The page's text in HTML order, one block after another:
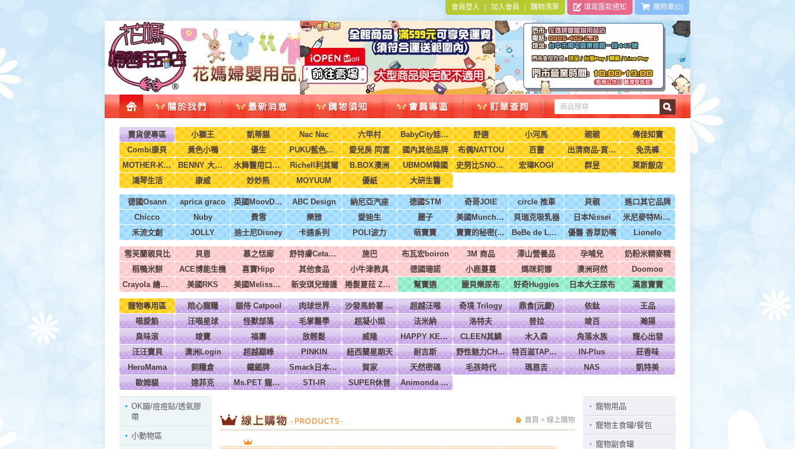
購物車(0)
填寫匯款通知
會員登入 加入會員 購物清單
賣貨便專區 小獅王 凱蒂貓 Nac Nac 六甲村 BabyCity娃娃城 舒適 小河馬 親親
傳佳知寶
Combi康貝
黃色小鴨 優生 PUKU藍色企鵝 愛兒房 同富 國內其他品牌 布偶NATTOU 百靈 出清商品-買到賺到
免洗褲
MOTHER-K韓國
BENNY 大翔服裝 水舞醫用口罩(兒童，成人) Richell利其爾 B.BOX澳洲 UBMOM韓國 史努比SNOOPY 宏瑋KOGI 群昱
萊斯飯店
鴻琴生活
康威 妙妙熊 MOYUUM 優紙 大研生醫
德國Osann aprica graco 英國MoovDesign ABC Design 納尼亞汽座 德國STM 奇哥JOIE circle 推車 貝親
進口其它品牌
Chicco
Nuby 費雪 樂雅 愛迪生 麗子 美國Munchkin 貝瑞克吸乳器 日本Nissei
米尼麥特Minimight
禾流文創
JOLLY 迪士尼Disney 卡通系列 POLI波力 萌寶寶 寶寶的秘密(牧菓) BeBe de Luxe法國 優醫 香草奶嘴 Lionelo
雪芙蘭親貝比 貝恩 慕之恬廊 舒特膚Cetaphil 施巴 布瓦宏boiron 3M 商品 澤山營養品 孕哺兒
奶粉米精麥精
稻鴨米餅
ACE博能生機 喜寶Hipp 其他食品 小牛津教具 德國珊諾 小鹿蔓蔓 媽咪莉娜 澳洲珂然
Doomoo
Crayola 繪兒樂
美國RKS 美國Melissa & Doug 新安琪兒臻護 捲髮夏菈 ZeroTre 義大利 幫寶適 麗貝樂尿布 好奇Huggies 日本大王尿布 滿意寶寶
寵物專用區 陪心寵糧 貓侍 Catpool 肉球世界 沙發馬鈴薯 Power 超越汪喵 奇境 Trilogy 鼎食(沅慶) 依鈦
王品
喵愛餡
汪喵星球 怪獸部落 毛掌醫學 超凝小姐 法米納 洛特夫 普拉 竣百
瀚揚
臭味滾
竣寶 福壽 放輕鬆 威隆 HAPPY KEN 快樂啃 CLEEN其鱗 木入森 角落水族
寵心出發
汪汪寶貝
澳洲Login 超越巔峰 PINKIN 紐西蘭星期天 耐吉斯 野性魅力CHARM 特百滋TAPAZO IN-Plus
莊香味
HeroMama
飼糧倉 鐵鎚牌 Smack日本正宗 賀家 天然密碼 毛孩時代 瑪恩吉 NAS
凱特美
歐姆貓
達菲克 Ms.PET 寵物小姐 STI-IR SUPER休普 Animonda 愛諾德
OK蹦/痘痘貼/透氣膠
帶
小動物區
首頁 > 線上購物
寵物用品
寵物主食罐/餐包
寵物副食罐